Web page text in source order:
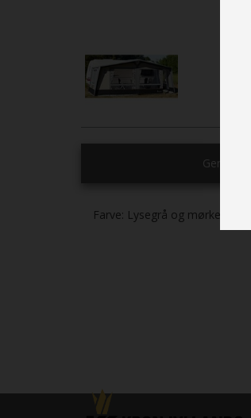
Generelt
Farve: Lysegrå og mørkegrå